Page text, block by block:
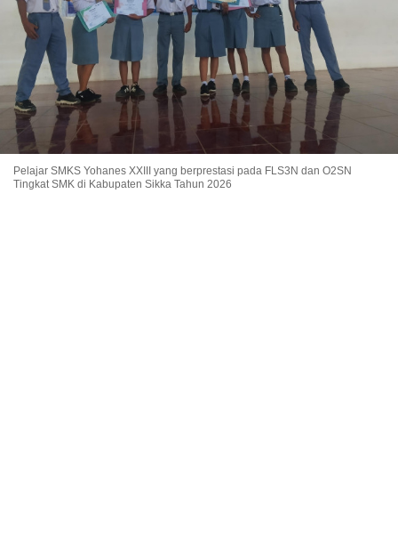
Pelajar SMKS Yohanes XXIII yang berprestasi pada FLS3N dan O2SN
Tingkat SMK di Kabupaten Sikka Tahun 2026